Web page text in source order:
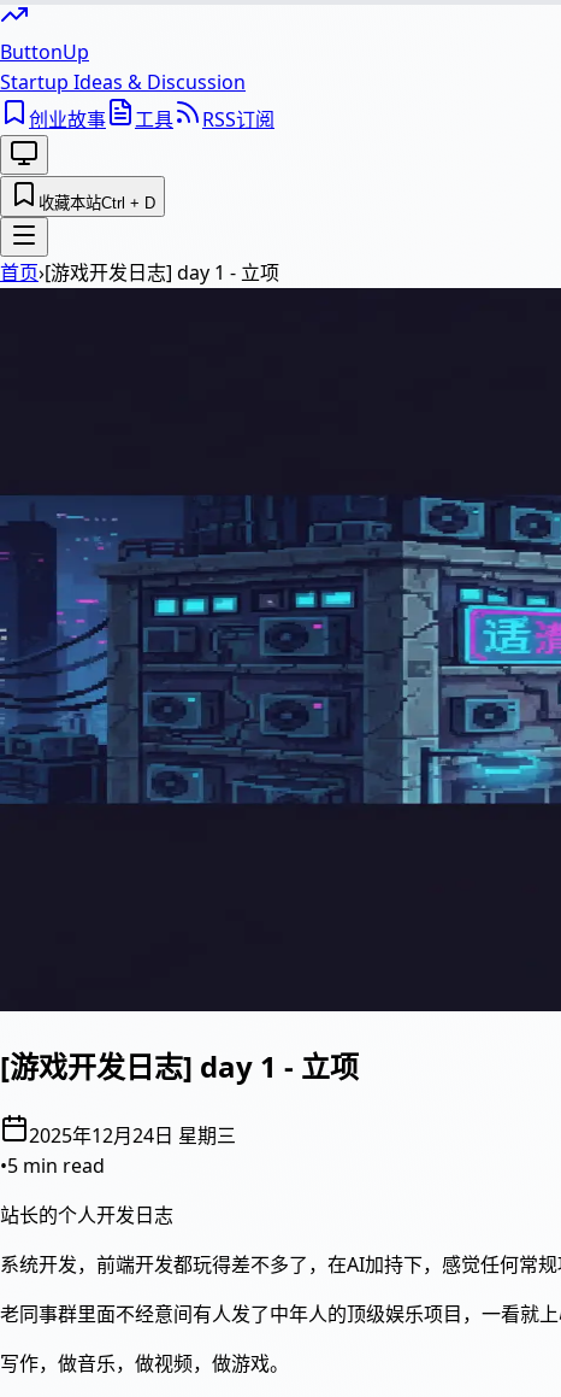
ButtonUp
Startup Ideas & Discussion
创业故事
工具 RSS订阅
收藏本站Ctrl + D
首页›[游戏开发日志] day 1 - 立项
[游戏开发日志] day 1 - 立项
2025年12月24日 星期三
•5 min read
站长的个人开发日志
系统开发，前端开发都玩得差不多了，在AI加持下，感觉任何常
老同事群里面不经意间有人发了中年人的顶级娱乐项目，一看就上
写作，做音乐，做视频，做游戏。